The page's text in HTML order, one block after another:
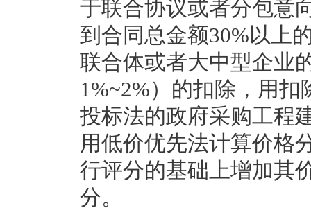
于联合协议或者分包意
到合同总金额30%以上
联合体或者大中型企业
1%~2%）的扣除，用
投标法的政府采购工程
用低价优先法计算价格
行评分的基础上增加其
分。